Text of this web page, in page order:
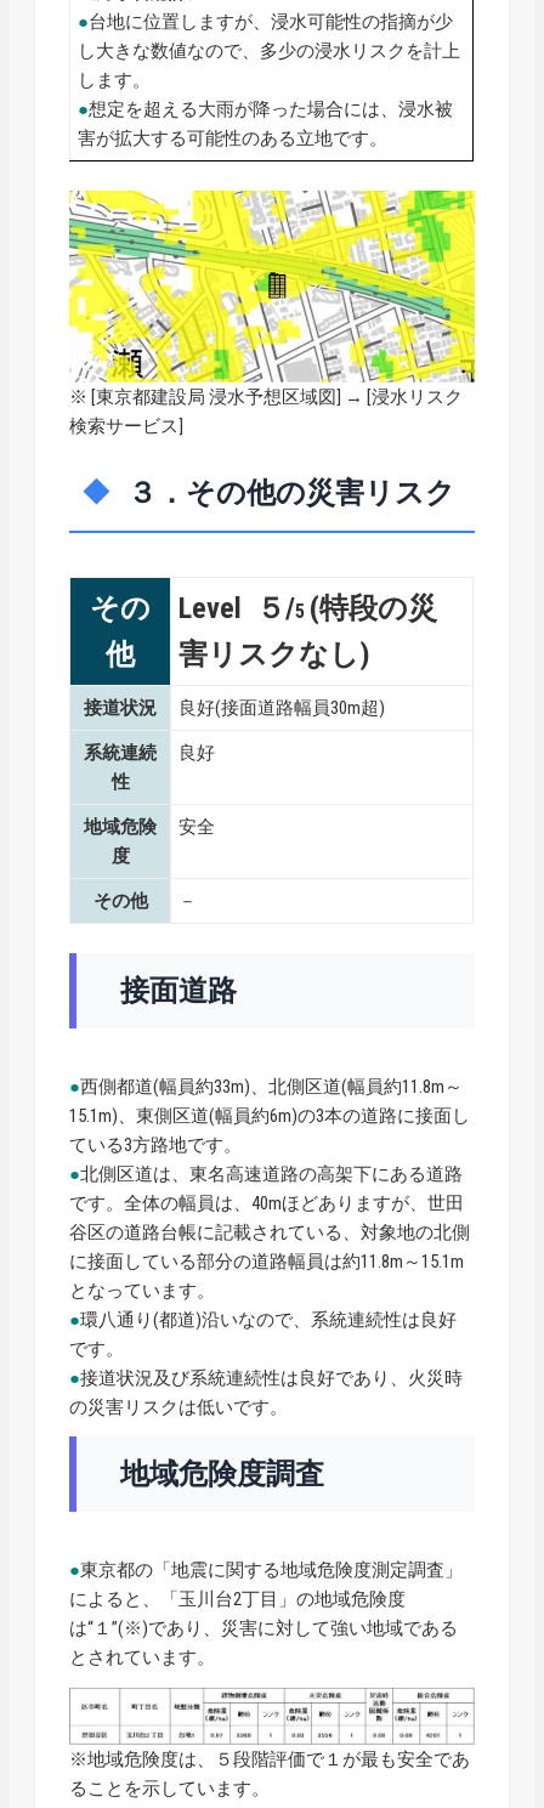
●台地に位置しますが、浸水可能性の指摘が少
し大きな数値なので、多少の浸水リスクを計上
します。
●想定を超える大雨が降った場合には、浸水被
害が拡大する可能性のある立地です。
※ [東京都建設局 浸水予想区域図] → [浸水リスク
検索サービス]
３．その他の災害リスク
その
他
Level ５/5 (特段の災
害リスクなし)
接道状況 良好(接面道路幅員30m超)
系統連続
性
良好
地域危険
度
安全
その他 －
接面道路
●西側都道(幅員約33m)、北側区道(幅員約11.8m～
15.1m)、東側区道(幅員約6m)の3本の道路に接面し
ている3方路地です。
●北側区道は、東名高速道路の高架下にある道路
です。全体の幅員は、40mほどありますが、世田
谷区の道路台帳に記載されている、対象地の北側
に接面している部分の道路幅員は約11.8m～15.1m
となっています。
●環八通り(都道)沿いなので、系統連続性は良好
です。
●接道状況及び系統連続性は良好であり、火災時
の災害リスクは低いです。
地域危険度調査
●東京都の「地震に関する地域危険度測定調査」
によると、「玉川台2丁目」の地域危険度
は“１”(※)であり、災害に対して強い地域である
とされています。
※地域危険度は、５段階評価で１が最も安全であ
ることを示しています。